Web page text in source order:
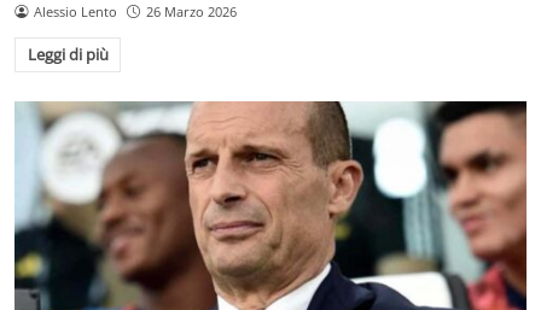
Alessio Lento 26 Marzo 2026
Leggi di più